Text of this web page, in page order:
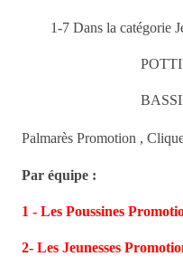
1-7 Dans la catégorie
POTTIER
BASSIER
Palmarès Promotion ,
Par équipe :
1 - Les Poussines
2- Les Jeunesses